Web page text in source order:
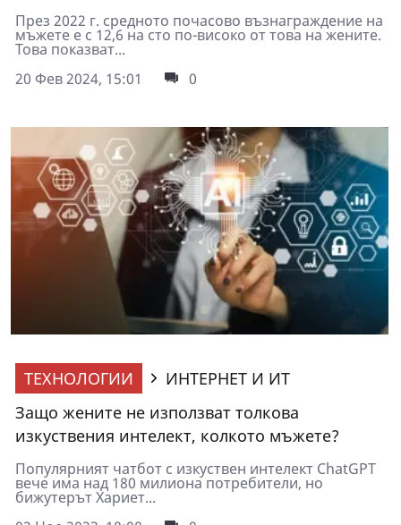
През 2022 г. средното почасово възнаграждение на
мъжете е с 12,6 на сто по-високо от това на жените.
Това показват...
20 Фев 2024, 15:01
0
ТЕХНОЛОГИИ
ИНТЕРНЕТ И ИТ
Защо жените не използват толкова
изкуствения интелект, колкото мъжете?
Популярният чатбот с изкуствен интелект ChatGPT
вече има над 180 милиона потребители, но
бижутерът Хариет...